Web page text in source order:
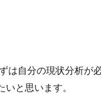
は自分の現状分析が必
と思います。